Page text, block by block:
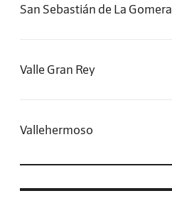
San Sebastián de La Gomera
Valle Gran Rey
Vallehermoso